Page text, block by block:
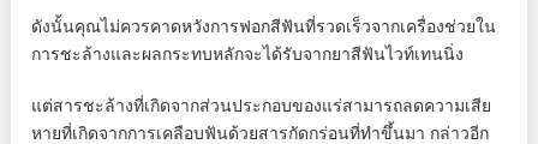
ดังนั้นคุณไม่ควรคาดหวังการฟอกสีฟันที่รวดเร็วจากเครื่องช่วยใน
การชะล้างและผลกระทบหลักจะได้รับจากยาสีฟันไวท์เทนนิ่ง
แต่สารชะล้างที่เกิดจากส่วนประกอบของแร่สามารถลดความเสีย
หายที่เกิดจากการเคลือบฟันด้วยสารกัดกร่อนที่ทำขึ้นมา กล่าวอีก